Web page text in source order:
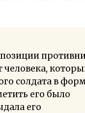
солдата в
его было
его